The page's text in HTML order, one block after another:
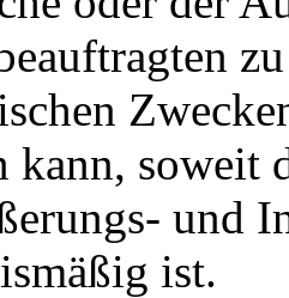
kann, soweit
und
ist.